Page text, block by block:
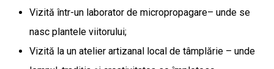
Vizită într-un laborator de micropropagare– unde se
nasc plantele viitorului;
Vizită la un atelier artizanal local de tâmplărie – unde